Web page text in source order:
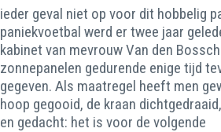
ieder geval niet op voor dit hobbelig
paniekvoetbal werd er twee jaar
kabinet van mevrouw Van den
zonnepanelen gedurende enige tijd
gegeven. Als maatregel heeft men
hoop gegooid, de kraan
en gedacht: het is voor de volgende